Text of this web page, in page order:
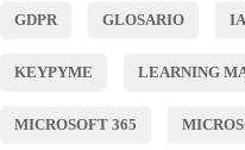
GDPR GLOSARIO IA
KEYPYME LEARNING
MICROSOFT 365